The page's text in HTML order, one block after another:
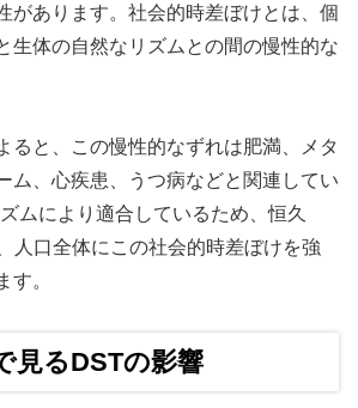
があります。社会的時差ぼけとは、個
生体の自然なリズムとの間の慢性的な
ると、この慢性的なずれは肥満、メタ
ム、心疾患、うつ病などと関連してい
ムにより適合しているため、恒久
人口全体にこの社会的時差ぼけを強
す。
見るDSTの影響